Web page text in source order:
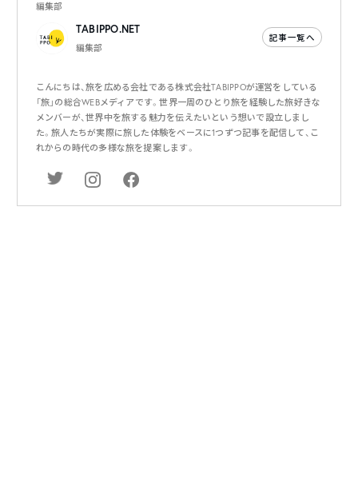
編集部
TABIPPO.NET
編集部
記事一覧へ
こんにちは、旅を広める会社である株式会社TABIPPOが運営をしている
「旅」の総合WEBメディアです。世界一周のひとり旅を経験した旅好きな
メンバーが、世界中を旅する魅力を伝えたいという想いで設立しまし
た。旅人たちが実際に旅した体験をベースに1つずつ記事を配信して、こ
れからの時代の多様な旅を提案します。